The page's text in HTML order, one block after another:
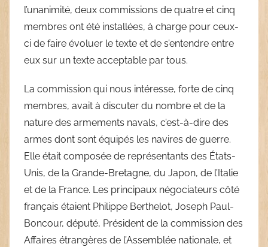
l’unanimité, deux commissions de quatre et cinq
membres ont été installées, à charge pour ceux-
ci de faire évoluer le texte et de s’entendre entre
eux sur un texte acceptable par tous.
La commission qui nous intéresse, forte de cinq
membres, avait à discuter du nombre et de la
nature des armements navals, c’est-à-dire des
armes dont sont équipés les navires de guerre.
Elle était composée de représentants des États-
Unis, de la Grande-Bretagne, du Japon, de l’Italie
et de la France. Les principaux négociateurs côté
français étaient Philippe Berthelot, Joseph Paul-
Boncour, député, Président de la commission des
Affaires étrangères de l’Assemblée nationale, et